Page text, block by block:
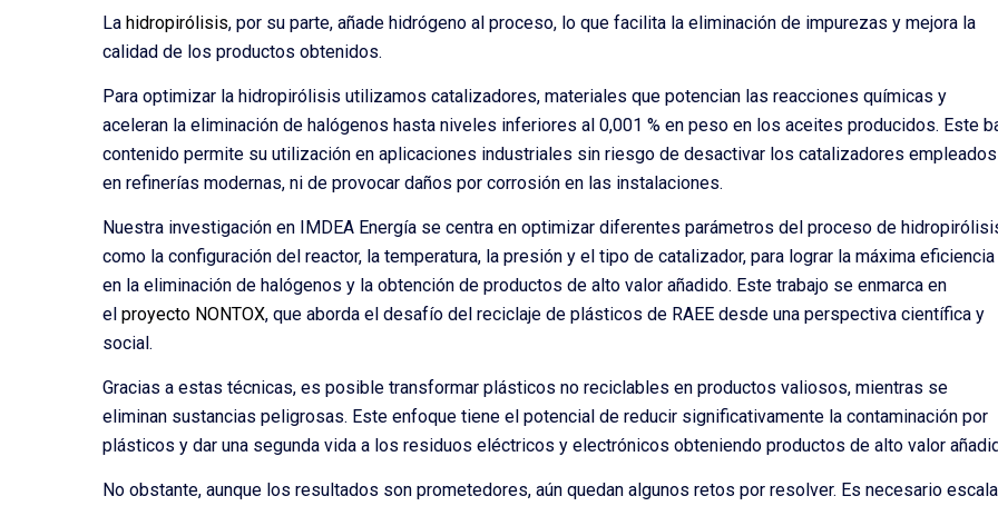
La hidropirólisis, por su parte, añade hidrógeno al proceso, lo que facilita la eliminación de impurezas y mejora la
calidad de los productos obtenidos.
Para optimizar la hidropirólisis utilizamos catalizadores, materiales que potencian las reacciones químicas y
aceleran la eliminación de halógenos hasta niveles inferiores al 0,001 % en peso en los aceites producidos. Este
contenido permite su utilización en aplicaciones industriales sin riesgo de desactivar los catalizadores empleados
en refinerías modernas, ni de provocar daños por corrosión en las instalaciones.
Nuestra investigación en IMDEA Energía se centra en optimizar diferentes parámetros del proceso de
como la configuración del reactor, la temperatura, la presión y el tipo de catalizador, para lograr la máxima eficiencia
en la eliminación de halógenos y la obtención de productos de alto valor añadido. Este trabajo se enmarca en
el proyecto NONTOX, que aborda el desafío del reciclaje de plásticos de RAEE desde una perspectiva científica y
social.
Gracias a estas técnicas, es posible transformar plásticos no reciclables en productos valiosos, mientras se
eliminan sustancias peligrosas. Este enfoque tiene el potencial de reducir significativamente la contaminación por
plásticos y dar una segunda vida a los residuos eléctricos y electrónicos obteniendo productos de alto valor
No obstante, aunque los resultados son prometedores, aún quedan algunos retos por resolver. Es necesario